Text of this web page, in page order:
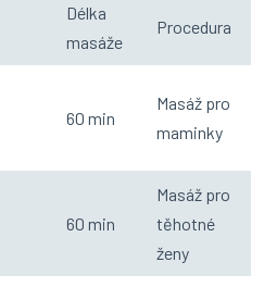
Délka
masáže
Procedura
60 min
Masáž pro
maminky
60 min
Masáž pro
těhotné
ženy